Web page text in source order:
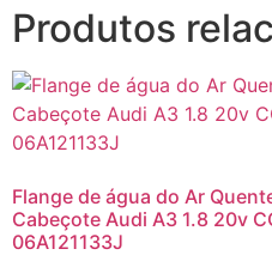
Produtos
Flange de água do Ar
Cabeçote Audi A3 1.8 20v
06A121133J